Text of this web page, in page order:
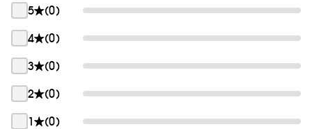
5
(0)
4
(0)
3
(0)
2
(0)
1
(0)